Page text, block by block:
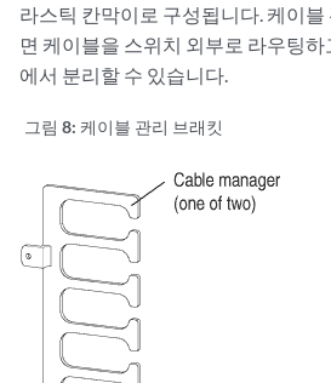
라스틱 칸막이로 구성됩니다. 케이
면 케이블을 스위치 외부로 라우팅하
에서 분리할 수 있습니다.
그림 8: 케이블 관리 브래킷